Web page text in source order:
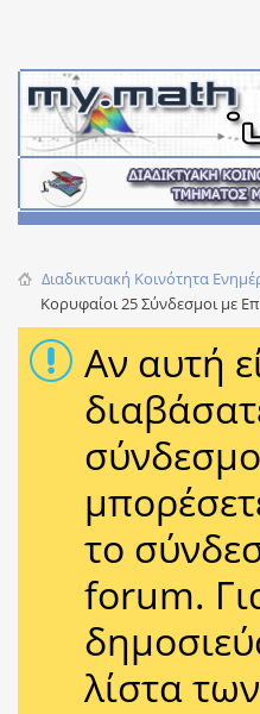
Διαδικτυακή Κοινότητα
Κορυφαίοι 25 Σύνδεσμοι με
Αν αυτή
το
forum.
λίστα